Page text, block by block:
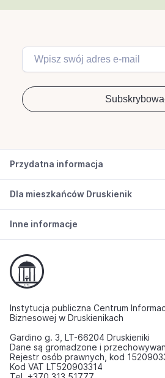
Przydatna informacja
Dla mieszkańców Druskienik
Inne informacje
Instytucja publiczna Centrum
Biznesowej w Druskienikach
Gardino g. 3, LT-66204 Druskieniki
Dane są gromadzone i
Rejestr osób prawnych, kod
Kod VAT LT520903314